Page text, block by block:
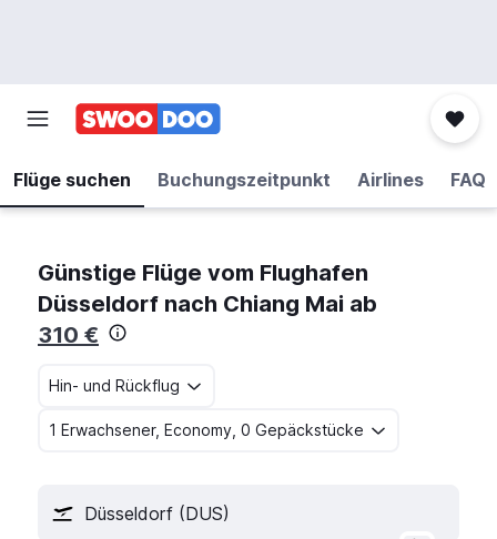
Flüge suchen Buchungszeitpunkt Airlines FAQ
Günstige Flüge vom Flughafen
Düsseldorf nach Chiang Mai ab
310 €
Hin- und Rückflug
1 Erwachsener, Economy, 0 Gepäckstücke
Düsseldorf (DUS)